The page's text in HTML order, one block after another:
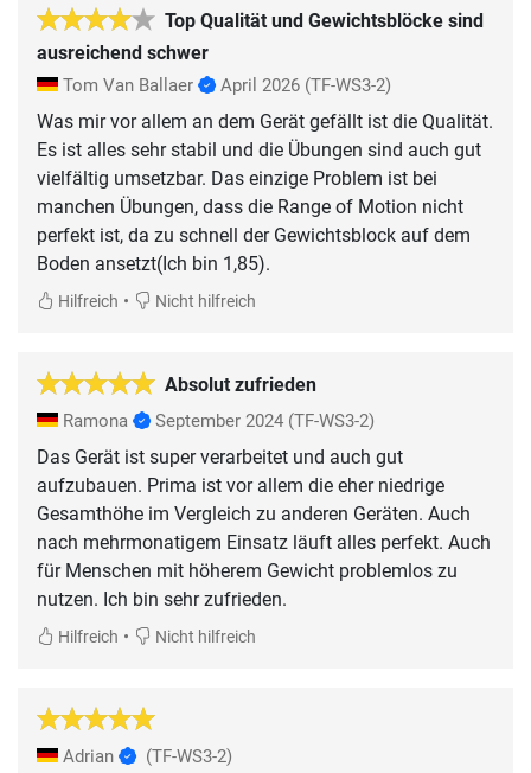
Top Qualität und Gewichtsblöcke sind
ausreichend schwer
Tom Van Ballaer April 2026 (TF-WS3-2)
Was mir vor allem an dem Gerät gefällt ist die Qualität.
Es ist alles sehr stabil und die Übungen sind auch gut
vielfältig umsetzbar. Das einzige Problem ist bei
manchen Übungen, dass die Range of Motion nicht
perfekt ist, da zu schnell der Gewichtsblock auf dem
Boden ansetzt(Ich bin 1,85).
Hilfreich • Nicht hilfreich
Absolut zufrieden
Ramona September 2024 (TF-WS3-2)
Das Gerät ist super verarbeitet und auch gut
aufzubauen. Prima ist vor allem die eher niedrige
Gesamthöhe im Vergleich zu anderen Geräten. Auch
nach mehrmonatigem Einsatz läuft alles perfekt. Auch
für Menschen mit höherem Gewicht problemlos zu
nutzen. Ich bin sehr zufrieden.
Hilfreich • Nicht hilfreich
Adrian (TF-WS3-2)